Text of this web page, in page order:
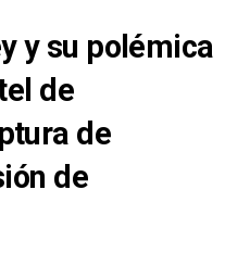
y su polémica
de
de
de